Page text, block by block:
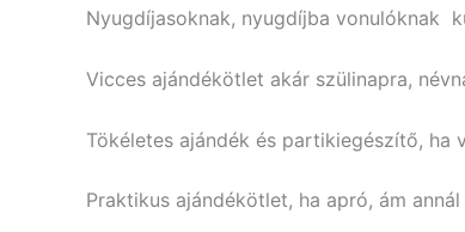
Nyugdíjasoknak, nyugdíjba vonulóknak
Vicces ajándékötlet akár szülinapra,
Tökéletes ajándék és partikiegészítő, ha
Praktikus ajándékötlet, ha apró, ám